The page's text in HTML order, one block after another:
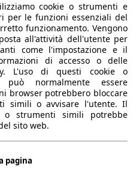
5
-
-
-
437 - 570 l
km (komb.)
cookie o strumenti e
per le funzioni essenziali del
funzionamento. Vengono
all'attività dell'utente per
come l'impostazione e il
di accesso o delle
L'uso di questi cookie o
normalmente essere
browser potrebbero bloccare
simili o avvisare l'utente. Il
o strumenti simili potrebbe
sito web.
pagina